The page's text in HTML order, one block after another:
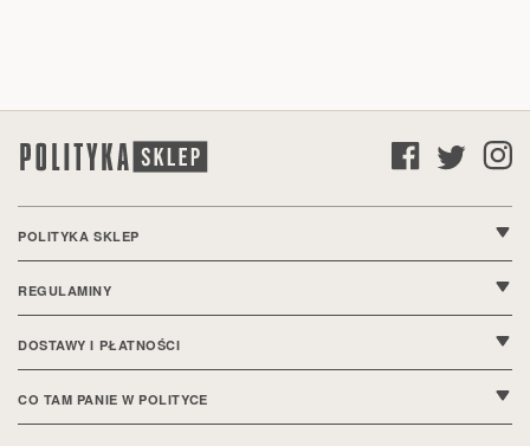
POLITYKA SKLEP
REGULAMINY
Regulamin sklepu
Polityka prywatności
DOSTAWY I PŁATNOŚCI
Wysyłki i dostawy
CO TAM PANIE W POLITYCE